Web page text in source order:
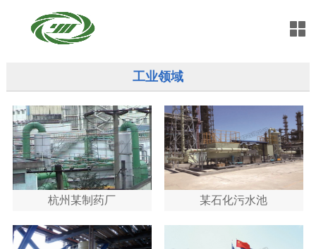
工业领域
杭州某制药厂 某石化污水池